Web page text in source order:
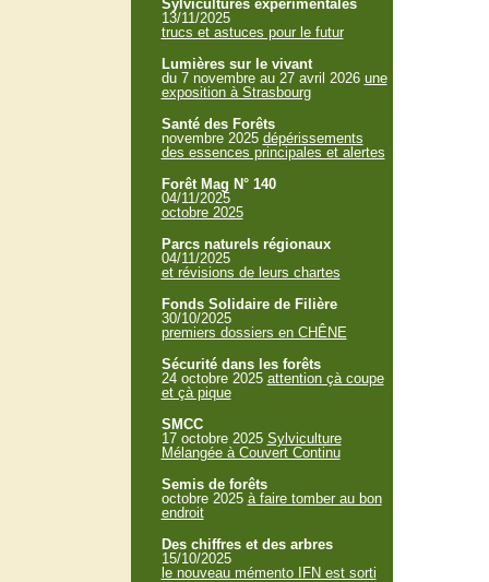
Sylvicultures expérimentales
13/11/2025
trucs et astuces pour le futur
Lumières sur le vivant
du 7 novembre au 27 avril 2026 une
exposition à Strasbourg
Santé des Forêts
novembre 2025 dépérissements
des essences principales et alertes
Forêt Mag N° 140
04/11/2025
octobre 2025
Parcs naturels régionaux
04/11/2025
et révisions de leurs chartes
Fonds Solidaire de Filière
30/10/2025
premiers dossiers en CHÊNE
Sécurité dans les forêts
24 octobre 2025 attention çà coupe
et çà pique
SMCC
17 octobre 2025 Sylviculture
Mélangée à Couvert Continu
Semis de forêts
octobre 2025 à faire tomber au bon
endroit
Des chiffres et des arbres
15/10/2025
le nouveau mémento IFN est sorti